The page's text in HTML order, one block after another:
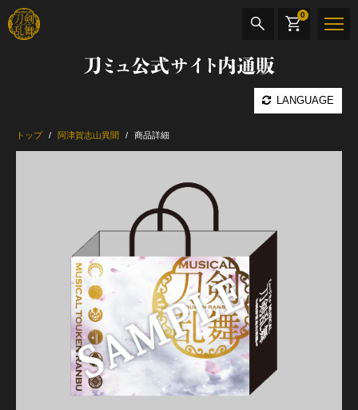
刀ミュ公式サイト内通販
LANGUAGE
0
最新カテゴリー
加州清光 単騎出陣 極
髭切 単騎出陣 ～夢幻泡影～
トップ 阿津賀志山異聞 商品詳細